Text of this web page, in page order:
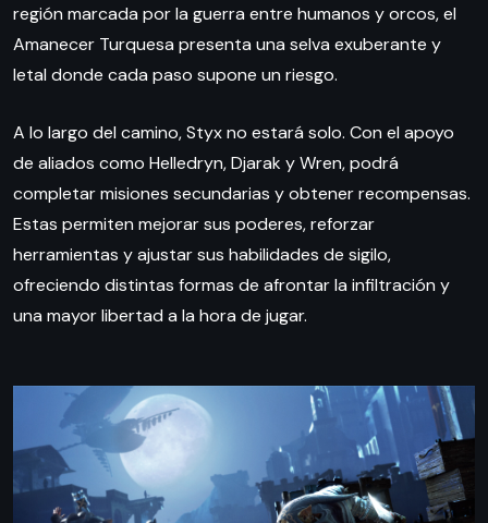
región marcada por la guerra entre humanos y orcos, el
Amanecer Turquesa presenta una selva exuberante y
letal donde cada paso supone un riesgo.
A lo largo del camino, Styx no estará solo. Con el apoyo
de aliados como Helledryn, Djarak y Wren, podrá
completar misiones secundarias y obtener recompensas.
Estas permiten mejorar sus poderes, reforzar
herramientas y ajustar sus habilidades de sigilo,
ofreciendo distintas formas de afrontar la infiltración y
una mayor libertad a la hora de jugar.